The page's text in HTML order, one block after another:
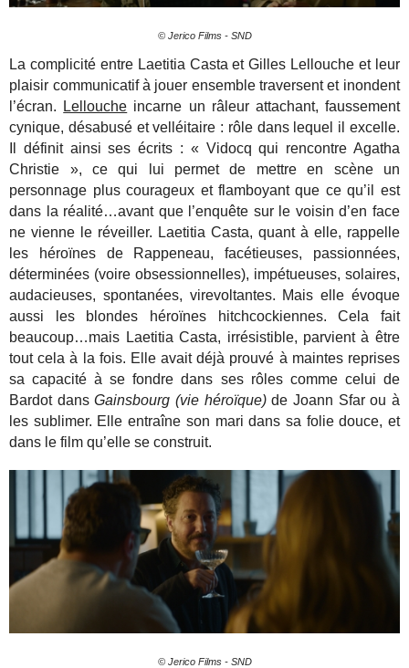
© Jerico Films - SND
La complicité entre Laetitia Casta et Gilles Lellouche et leur
plaisir communicatif à jouer ensemble traversent et inondent
l’écran. Lellouche incarne un râleur attachant, faussement
cynique, désabusé et velléitaire : rôle dans lequel il excelle.
Il définit ainsi ses écrits : « Vidocq qui rencontre Agatha
Christie », ce qui lui permet de mettre en scène un
personnage plus courageux et flamboyant que ce qu’il est
dans la réalité…avant que l’enquête sur le voisin d’en face
ne vienne le réveiller. Laetitia Casta, quant à elle, rappelle
les héroïnes de Rappeneau, facétieuses, passionnées,
déterminées (voire obsessionnelles), impétueuses, solaires,
audacieuses, spontanées, virevoltantes. Mais elle évoque
aussi les blondes héroïnes hitchcockiennes. Cela fait
beaucoup…mais Laetitia Casta, irrésistible, parvient à être
tout cela à la fois. Elle avait déjà prouvé à maintes reprises
sa capacité à se fondre dans ses rôles comme celui de
Bardot dansGainsbourg (vie héroïque)de Joann Sfar ou à
les sublimer. Elle entraîne son mari dans sa folie douce, et
dans le film qu’elle se construit.
© Jerico Films - SND